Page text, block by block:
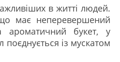
в житті людей.
має неперевершений
ароматичний букет, у
поєднується із мускатом